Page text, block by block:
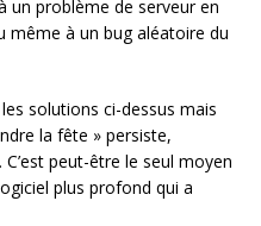
un problème de serveur en
même à un bug aléatoire du
solutions ci-dessus mais
la fête » persiste,
peut-être le seul moyen
plus profond qui a